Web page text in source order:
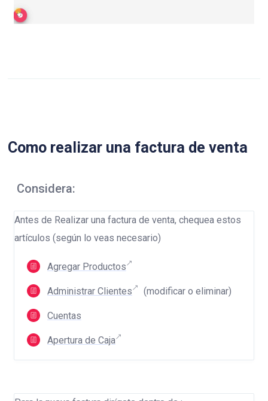
Como realizar una factura de venta
Considera:
Antes de Realizar una factura de venta, chequea estos
artículos (según lo veas necesario)
Agregar Productos
Administrar Clientes (modificar o eliminar)
Cuentas
Apertura de Caja